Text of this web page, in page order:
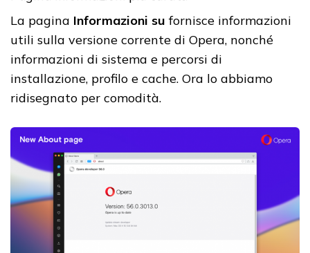
La pagina Informazioni su fornisce informazioni
utili sulla versione corrente di Opera, nonché
informazioni di sistema e percorsi di
installazione, profilo e cache. Ora lo abbiamo
ridisegnato per comodità.